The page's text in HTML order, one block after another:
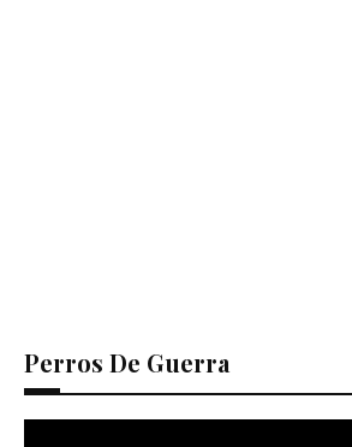
Perros De Guerra